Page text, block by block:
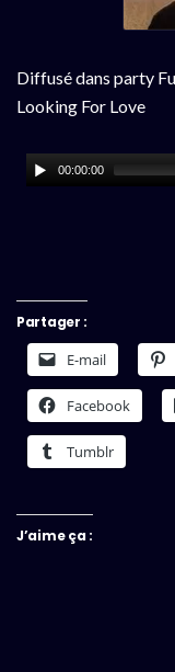
Diffusé dans party
Looking For Love
00:00:00
Partager :
E-mail
Facebook
Tumblr
J’aime ça :